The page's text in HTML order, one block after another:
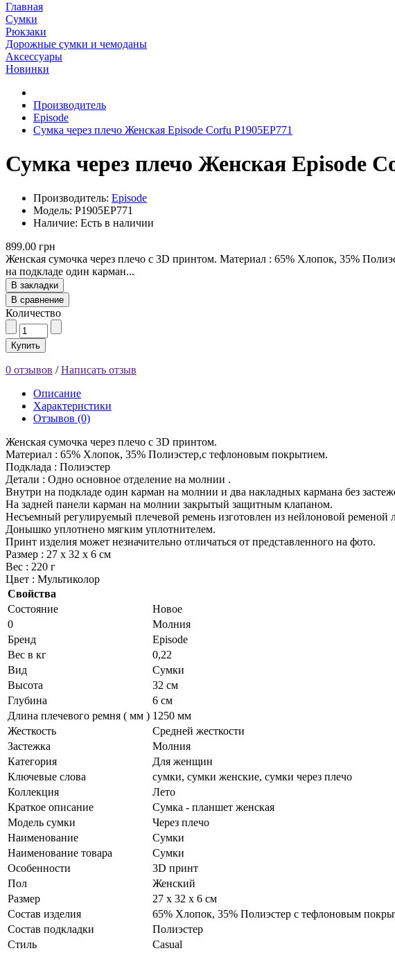
Главная
Сумки
Рюкзаки
Дорожные сумки и чемоданы
Аксессуары
Новинки
Производитель
Episode
Сумка через плечо Женская Episode Corfu P1905EP771
Сумка через плечо Женская Episode
Производитель: Episode
Модель: P1905EP771
Наличие: Есть в наличии
899.00 грн
Женская сумочка через плечо с 3D принтом. Материал : 65% Хлопок, 35%
на подкладе один карман...
В закладки
В сравнение
Количество
Купить
0 отзывов /Написать отзыв
Описание
Характеристики
Отзывов (0)
Женская сумочка через плечо с 3D принтом.
Материал : 65% Хлопок, 35% Полиэстер,с тефлоновым покрытием.
Подклада : Полиэстер
Детали : Одно основное отделение на молнии .
Внутри на подкладе один карман на молнии и два накладных кармана без
На задней панели карман на молнии закрытый защитным клапаном.
Несъемный регулируемый плечевой ремень изготовлен из нейлоновой
Донышко уплотнено мягким уплотнителем.
Принт изделия может незначительно отличаться от представленного на фото.
Размер : 27 х 32 х 6 см
Вес : 220 г
Цвет : Мультиколор
Свойства
Состояние
Новое
0
Молния
Бренд
Episode
Вес в кг
0,22
Вид
Сумки
Высота
32 см
Глубина
6 см
Длина плечевого ремня ( мм ) 1250 мм
Жесткость
Средней жесткости
Застежка
Молния
Категория
Для женщин
Ключевые слова
сумки, сумки женские, сумки через плечо
Коллекция
Лето
Краткое описание
Сумка - планшет женская
Модель сумки
Через плечо
Наименование
Сумки
Наименование товара
Сумки
Особенности
3D принт
Пол
Женский
Размер
27 х 32 х 6 см
Состав изделия
65% Хлопок, 35% Полиэстер с тефлоновым
Состав подкладки
Полиэстер
Стиль
Casual